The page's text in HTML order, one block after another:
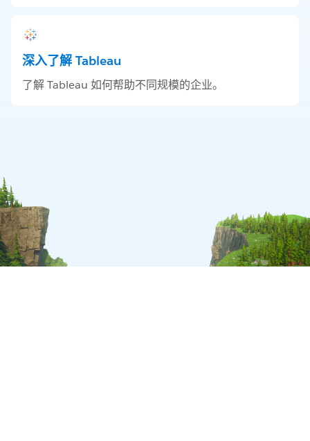
深入了解 Tableau
了解 Tableau 如何帮助不同规模的企业。